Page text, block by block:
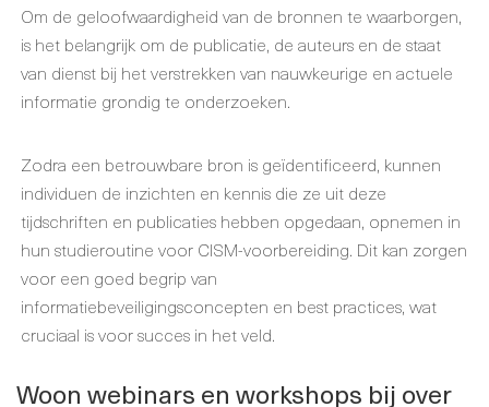
Om de geloofwaardigheid van de bronnen te waarborgen,
is het belangrijk om de publicatie, de auteurs en de staat
van dienst bij het verstrekken van nauwkeurige en actuele
informatie grondig te onderzoeken.
Zodra een betrouwbare bron is geïdentificeerd, kunnen
individuen de inzichten en kennis die ze uit deze
tijdschriften en publicaties hebben opgedaan, opnemen in
hun studieroutine voor CISM-voorbereiding. Dit kan zorgen
voor een goed begrip van
informatiebeveiligingsconcepten en best practices, wat
cruciaal is voor succes in het veld.
Woon webinars en workshops bij over